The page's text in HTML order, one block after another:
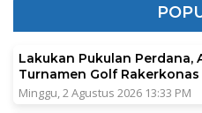
Lakukan Pukulan Perdana,
Turnamen Golf Rakerkonas
Minggu, 2 Agustus 2026 13:33 PM